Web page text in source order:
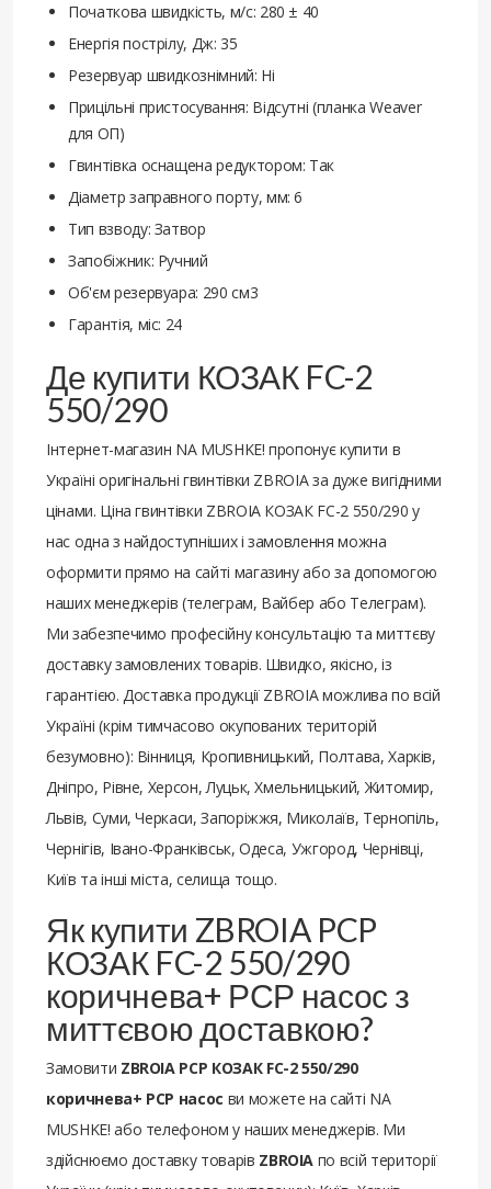
Початкова швидкість, м/с: 280 ± 40
Енергія пострілу, Дж: 35
Резервуар швидкознімний: Ні
Прицільні пристосування: Відсутні (планка Weaver
для ОП)
Гвинтівка оснащена редуктором: Так
Діаметр заправного порту, мм: 6
Тип взводу: Затвор
Запобіжник: Ручний
Об'єм резервуара: 290 см3
Гарантія, міс: 24
Де купити КОЗАК FC-2
550/290
Інтернет-магазин NA MUSHKE! пропонує купити в
Україні оригінальні гвинтівки ZBROIA за дуже вигідними
цінами. Ціна гвинтівки ZBROIA КОЗАК FC-2 550/290 у
нас одна з найдоступніших і замовлення можна
оформити прямо на сайті магазину або за допомогою
наших менеджерів (телеграм, Вайбер або Телеграм).
Ми забезпечимо професійну консультацію та миттєву
доставку замовлених товарів. Швидко, якісно, із
гарантією. Доставка продукції ZBROIA можлива по всій
Україні (крім тимчасово окупованих територій
безумовно): Вінниця, Кропивницький, Полтава, Харків,
Дніпро, Рівне, Херсон, Луцьк, Хмельницький, Житомир,
Львів, Суми, Черкаси, Запоріжжя, Миколаїв, Тернопіль,
Чернігів, Івано-Франківськ, Одеса, Ужгород, Чернівці,
Київ та інші міста, селища тощо.
Як купити ZBROIA PCP
КОЗАК FC-2 550/290
коричнева+ РСР насос з
миттєвою доставкою?
Замовити ZBROIA PCP КОЗАК FC-2 550/290
коричнева+ РСР насос ви можете на сайті NA
MUSHKE! або телефоном у наших менеджерів. Ми
здійснюємо доставку товарів ZBROIA по всій території